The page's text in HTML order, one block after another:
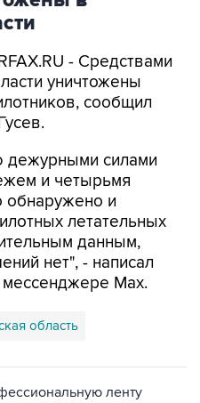
- Средствами
сообщил
силами
обнаружено и
летательных
данным,
нет", - написал
Max.
область
новостей сайта